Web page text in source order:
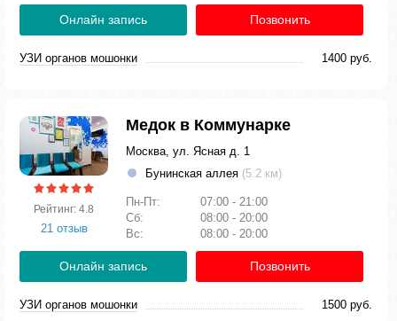
Онлайн запись Позвонить
УЗИ органов мошонки 1400 руб.
Рейтинг: 4.8
21 отзыв
Медок в Коммунарке
Москва, ул. Ясная д. 1
Бунинская аллея (5.2 км)
Пн-Пт:
07:00 - 21:00
Сб:
08:00 - 20:00
Вс:
08:00 - 20:00
Онлайн запись Позвонить
УЗИ органов мошонки 1500 руб.